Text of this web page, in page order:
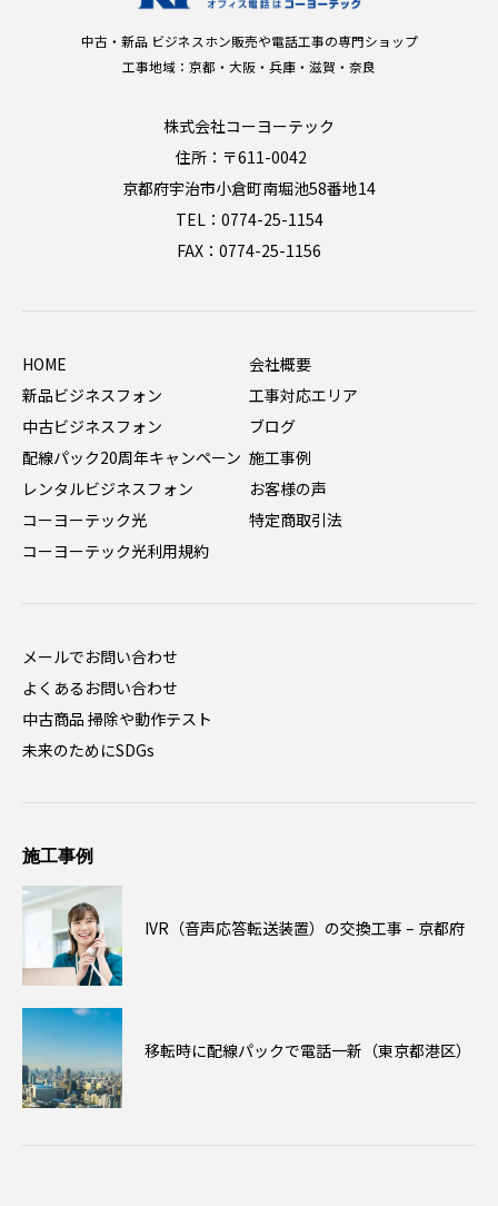
中古・新品 ビジネスホン販売や電話工事の専門ショップ
工事地域：京都・大阪・兵庫・滋賀・奈良
株式会社コーヨーテック
住所：〒611-0042
京都府宇治市小倉町南堀池58番地14
TEL：0774-25-1154
FAX：0774-25-1156
HOME
新品ビジネスフォン
中古ビジネスフォン
配線パック20周年キャンペーン
レンタルビジネスフォン
コーヨーテック光
コーヨーテック光利用規約
会社概要
工事対応エリア
ブログ
施工事例
お客様の声
特定商取引法
メールでお問い合わせ
よくあるお問い合わせ
中古商品 掃除や動作テスト
未来のためにSDGs
施工事例
IVR（音声応答転送装置）の交換工事 – 京都府
移転時に配線パックで電話一新（東京都港区）